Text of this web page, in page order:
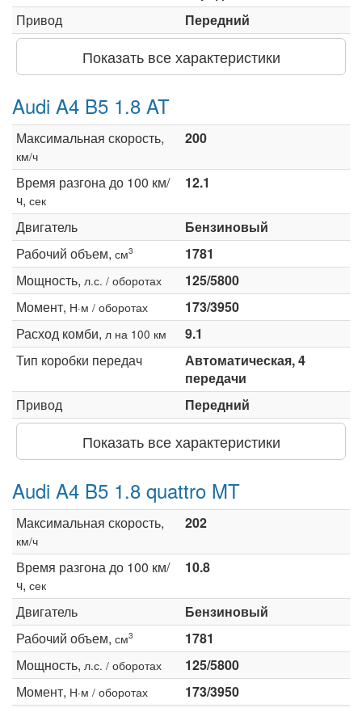
Привод
Передний
Показать все характеристики
Audi A4 B5 1.8 AT
Максимальная скорость,
км/ч
200
Время разгона до 100 км/
ч, сек
12.1
Двигатель
Бензиновый
Рабочий объем, см3
1781
Мощность, л.с. / оборотах
125/5800
Момент, Н·м / оборотах
173/3950
Расход комби, л на 100 км
9.1
Тип коробки передач
Автоматическая, 4
передачи
Привод
Передний
Показать все характеристики
Audi A4 B5 1.8 quattro MT
Максимальная скорость,
км/ч
202
Время разгона до 100 км/
ч, сек
10.8
Двигатель
Бензиновый
Рабочий объем, см3
1781
Мощность, л.с. / оборотах
125/5800
Момент, Н·м / оборотах 173/3950